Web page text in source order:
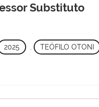
Substituto
2025 TEÓFILO OTONI